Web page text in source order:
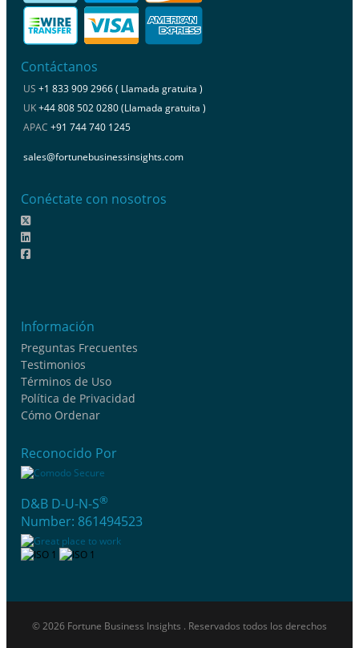
Contáctanos
US +1 833 909 2966 ( Llamada gratuita )
UK+44 808 502 0280 (Llamada gratuita )
APAC +91 744 740 1245
sales@fortunebusinessinsights.com
Conéctate con nosotros
Información
Preguntas Frecuentes
Testimonios
Términos de Uso
Política de Privacidad
Cómo Ordenar
Reconocido Por
D&B D-U-N-S®
Number: 861494523
© 2026 Fortune Business Insights . Reservados todos los derechos